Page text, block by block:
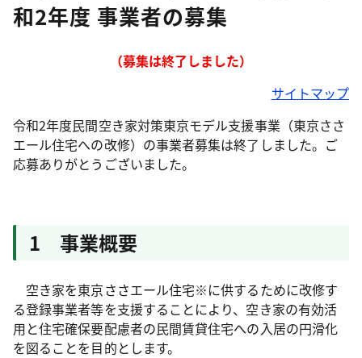
和2年度 事業者の募集
（募集は終了しました）
サイトマップ
令和2年度民間空き家対策東京モデル支援事業（東京ささ
エール住宅への改修）の事業者募集は終了しました。ご
応募ありがとうございました。
1 事業概要
空き家を東京ささエール住宅※に供するために改修す
る登録事業者等を支援することにより、空き家の有効活
用と住宅確保要配慮者の民間賃貸住宅への入居の円滑化
を図ることを目的とします。